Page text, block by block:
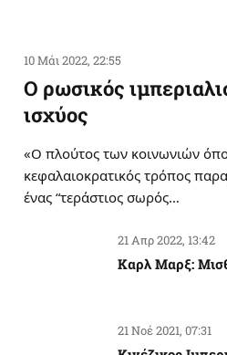
10 Μάι 2022, 22:55
Ο ρωσικός
ισχύος
«Ο πλούτος των κοινωνιών
κεφαλαιοκρατικός τρόπος
ένας “τεράστιος σωρός…
21 Απρ 2022, 13:42
Καρλ Μαρξ:
21 Νοέ 2021, 07:31